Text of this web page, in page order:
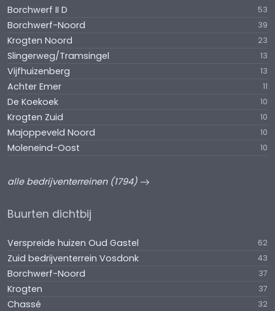
Borchwerf II D 53
Borchwerf-Noord 39
Krogten Noord 23
Slingerweg/Tramsingel 13
Vijfhuizenberg 13
Achter Emer 11
De Koekoek 10
Krogten Zuid 10
Majoppeveld Noord 10
Moleneind-Oost 10
alle bedrijventerreinen (1794)
Buurten dichtbij
Verspreide huizen Oud Gastel 62
Zuid bedrijventerrein Vosdonk 43
Borchwerf-Noord 37
Krogten 37
Chassé 32